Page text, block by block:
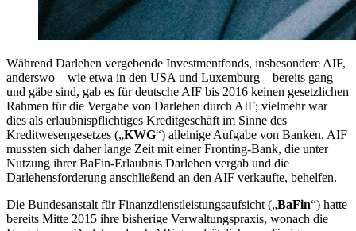
Während Darlehen vergebende Investmentfonds, insbesondere AIF,
anderswo – wie etwa in den USA und Luxemburg – bereits gang
und gäbe sind, gab es für deutsche AIF bis 2016 keinen gesetzlichen
Rahmen für die Vergabe von Darlehen durch AIF; vielmehr war
dies als erlaubnispflichtiges Kreditgeschäft im Sinne des
Kreditwesengesetzes („KWG“) alleinige Aufgabe von Banken. AIF
mussten sich daher lange Zeit mit einer Fronting-Bank, die unter
Nutzung ihrer BaFin-Erlaubnis Darlehen vergab und die
Darlehensforderung anschließend an den AIF verkaufte, behelfen.
Die Bundesanstalt für Finanzdienstleistungsaufsicht („BaFin“) hatte
bereits Mitte 2015 ihre bisherige Verwaltungspraxis, wonach die